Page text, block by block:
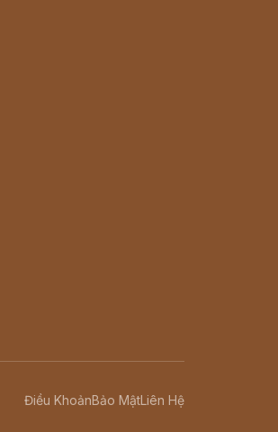
Điều KhoảnBảo MậtLiên Hệ